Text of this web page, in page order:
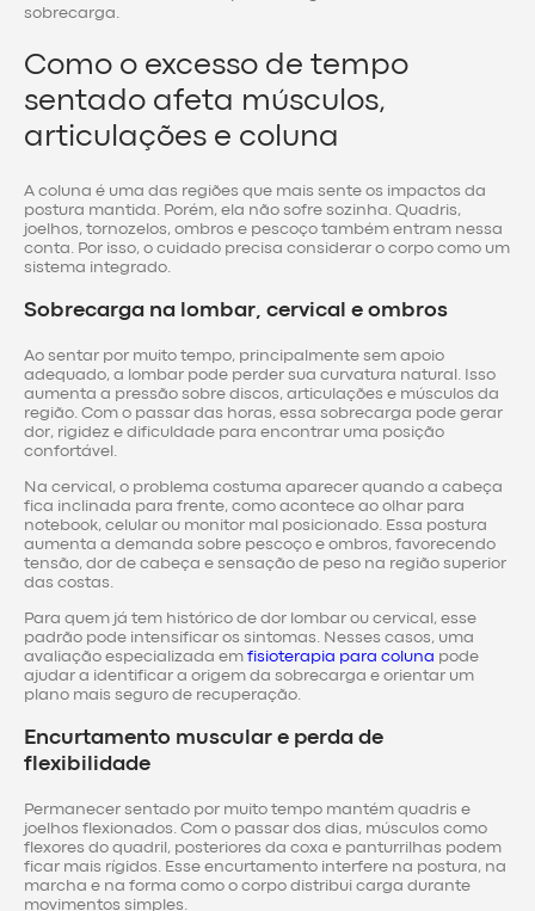
sobrecarga.
Como o excesso de tempo
sentado afeta músculos,
articulações e coluna
A coluna é uma das regiões que mais sente os impactos da
postura mantida. Porém, ela não sofre sozinha. Quadris,
joelhos, tornozelos, ombros e pescoço também entram nessa
conta. Por isso, o cuidado precisa considerar o corpo como um
sistema integrado.
Sobrecarga na lombar, cervical e ombros
Ao sentar por muito tempo, principalmente sem apoio
adequado, a lombar pode perder sua curvatura natural. Isso
aumenta a pressão sobre discos, articulações e músculos da
região. Com o passar das horas, essa sobrecarga pode gerar
dor, rigidez e dificuldade para encontrar uma posição
confortável.
Na cervical, o problema costuma aparecer quando a cabeça
fica inclinada para frente, como acontece ao olhar para
notebook, celular ou monitor mal posicionado. Essa postura
aumenta a demanda sobre pescoço e ombros, favorecendo
tensão, dor de cabeça e sensação de peso na região superior
das costas.
Para quem já tem histórico de dor lombar ou cervical, esse
padrão pode intensificar os sintomas. Nesses casos, uma
avaliação especializada em fisioterapia para coluna pode
ajudar a identificar a origem da sobrecarga e orientar um
plano mais seguro de recuperação.
Encurtamento muscular e perda de
flexibilidade
Permanecer sentado por muito tempo mantém quadris e
joelhos flexionados. Com o passar dos dias, músculos como
flexores do quadril, posteriores da coxa e panturrilhas podem
ficar mais rígidos. Esse encurtamento interfere na postura, na
marcha e na forma como o corpo distribui carga durante
movimentos simples.